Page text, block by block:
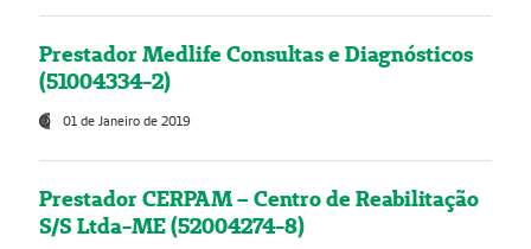
Prestador Medlife Consultas e Diagnósticos
(51004334-2)
01 de Janeiro de 2019
Prestador CERPAM – Centro de Reabilitação
S/S Ltda-ME (52004274-8)